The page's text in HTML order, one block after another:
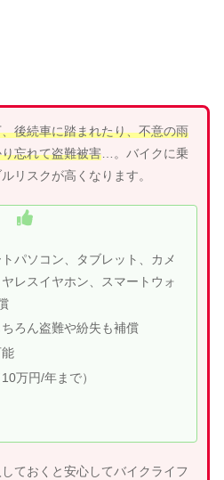
後続車に踏まれたり、不意の雨
忘れて盗難被害…。バイクに乗
リスクが高くなります。
パソコン、タブレット、カメ
レスイヤホン、スマートウォ
ろん盗難や紛失も補償
万円/年まで）
ておくと安心してバイクライフ